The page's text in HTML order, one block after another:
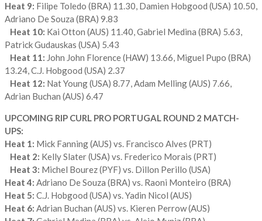
Heat 9: Filipe Toledo (BRA) 11.30, Damien Hobgood (USA) 10.50,
Adriano De Souza (BRA) 9.83
Heat 10: Kai Otton (AUS) 11.40, Gabriel Medina (BRA) 5.63,
Patrick Gudauskas (USA) 5.43
Heat 11: John John Florence (HAW) 13.66, Miguel Pupo (BRA)
13.24, C.J. Hobgood (USA) 2.37
Heat 12: Nat Young (USA) 8.77, Adam Melling (AUS) 7.66,
Adrian Buchan (AUS) 6.47
UPCOMING RIP CURL PRO PORTUGAL ROUND 2 MATCH-
UPS:
Heat 1: Mick Fanning (AUS) vs. Francisco Alves (PRT)
Heat 2: Kelly Slater (USA) vs. Frederico Morais (PRT)
Heat 3: Michel Bourez (PYF) vs. Dillon Perillo (USA)
Heat 4: Adriano De Souza (BRA) vs. Raoni Monteiro (BRA)
Heat 5: C.J. Hobgood (USA) vs. Yadin Nicol (AUS)
Heat 6: Adrian Buchan (AUS) vs. Kieren Perrow (AUS)